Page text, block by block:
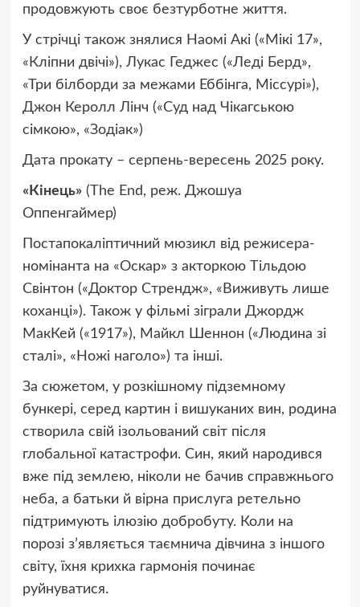
продовжують своє безтурботне життя.
У стрічці також знялися Наомі Акі («Мікі 17»,
«Кліпни двічі»), Лукас Геджес («Леді Берд»,
«Три білборди за межами Еббінга, Міссурі»),
Джон Керолл Лінч («Суд над Чікагською
сімкою», «Зодіак»)
Дата прокату – серпень-вересень 2025 року.
«Кінець»(The End, реж. Джошуа
Оппенгаймер)
Постапокаліптичний мюзикл від режисера-
номінанта на «Оскар» з акторкою Тільдою
Свінтон («Доктор Стрендж», «Виживуть лише
коханці»). Також у фільмі зіграли Джордж
МакКей («1917»), Майкл Шеннон («Людина зі
сталі», «Ножі наголо») та інші.
За сюжетом, у розкішному підземному
бункері, серед картин і вишуканих вин, родина
створила свій ізольований світ після
глобальної катастрофи. Син, який народився
вже під землею, ніколи не бачив справжнього
неба, а батьки й вірна прислуга ретельно
підтримують ілюзію добробуту. Коли на
порозі з’являється таємнича дівчина з іншого
світу, їхня крихка гармонія починає
руйнуватися.